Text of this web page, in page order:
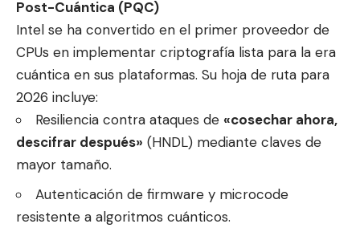
Post-Cuántica (PQC)
Intel se ha convertido en el primer proveedor de
CPUs en implementar criptografía lista para la era
cuántica en sus plataformas. Su hoja de ruta para
2026 incluye:
Resiliencia contra ataques de «cosechar ahora,
descifrar después» (HNDL) mediante claves de
mayor tamaño.
Autenticación de firmware y microcode
resistente a algoritmos cuánticos.